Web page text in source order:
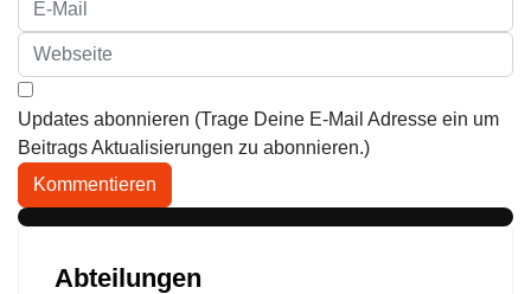
Updates abonnieren (Trage Deine E-Mail Adresse ein um
Beitrags Aktualisierungen zu abonnieren.)
Kommentieren
Abteilungen